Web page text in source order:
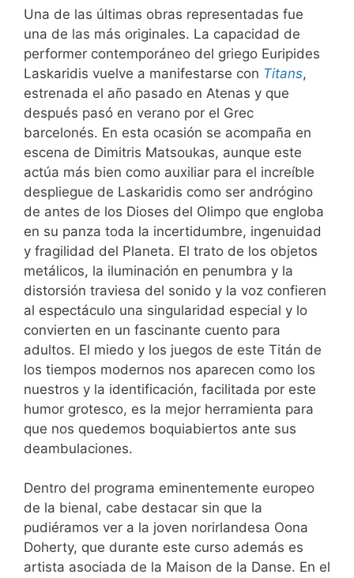
Una de las últimas obras representadas fue
una de las más originales. La capacidad de
performer contemporáneo del griego Euripides
Laskaridis vuelve a manifestarse con Titans,
estrenada el año pasado en Atenas y que
después pasó en verano por el Grec
barcelonés. En esta ocasión se acompaña en
escena de Dimitris Matsoukas, aunque este
actúa más bien como auxiliar para el increíble
despliegue de Laskaridis como ser andrógino
de antes de los Dioses del Olimpo que engloba
en su panza toda la incertidumbre, ingenuidad
y fragilidad del Planeta. El trato de los objetos
metálicos, la iluminación en penumbra y la
distorsión traviesa del sonido y la voz confieren
al espectáculo una singularidad especial y lo
convierten en un fascinante cuento para
adultos. El miedo y los juegos de este Titán de
los tiempos modernos nos aparecen como los
nuestros y la identificación, facilitada por este
humor grotesco, es la mejor herramienta para
que nos quedemos boquiabiertos ante sus
deambulaciones.
Dentro del programa eminentemente europeo
de la bienal, cabe destacar sin que la
pudiéramos ver a la joven norirlandesa Oona
Doherty, que durante este curso además es
artista asociada de la Maison de la Danse. En el